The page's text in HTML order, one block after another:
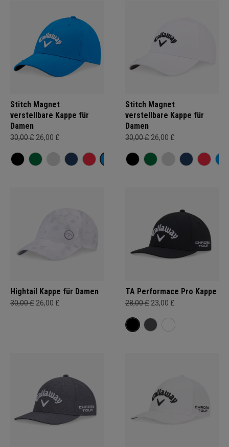
Stitch Magnet
verstellbare Kappe für
Damen
30,00 £ 26,00 £
Stitch Magnet
verstellbare Kappe für
Damen
30,00 £ 26,00 £
Hightail Kappe für Damen
30,00 £ 26,00 £
TA Performace Pro Kappe
28,00 £ 23,00 £